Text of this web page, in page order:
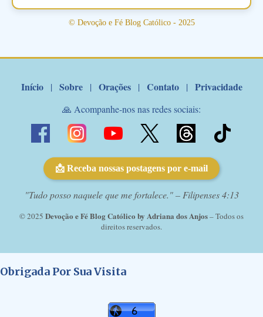
Santo Antonio! Tenha fé, não desista, pois ele intercede por nós
junto a Jesus! Fique no Amor Ágape de Jesus e no Amor Materno
© Devoção e Fé Blog Católico - 2025
Início | Sobre | Orações | Contato | Privacidade
🙏 Acompanhe-nos nas redes sociais:
📩 Receba nossas postagens por e-mail
"Tudo posso naquele que me fortalece." – Filipenses 4:13
© 2025 Devoção e Fé Blog Católico by Adriana dos Anjos– Todos os
direitos reservados.
Obrigada Por Sua Visita